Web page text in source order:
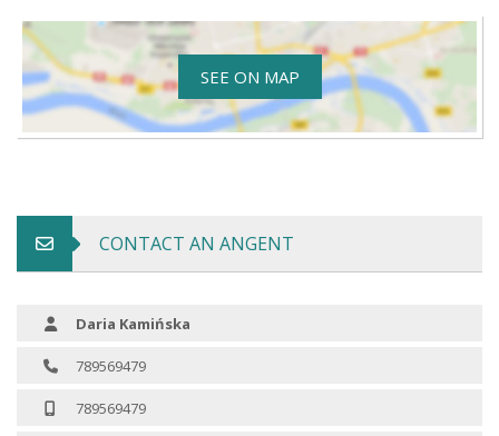
SEE ON MAP
CONTACT AN ANGENT
Daria Kamińska
789569479
789569479